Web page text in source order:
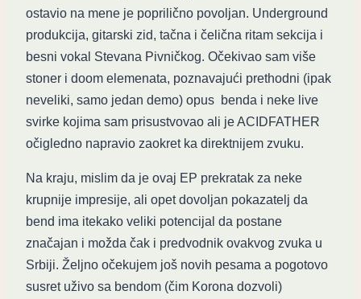
ostavio na mene je poprilično povoljan. Underground
produkcija, gitarski zid, tačna i čelična ritam sekcija i
besni vokal Stevana Pivničkog. Očekivao sam više
stoner i doom elemenata, poznavajući prethodni (ipak
neveliki, samo jedan demo) opus benda i neke live
svirke kojima sam prisustvovao ali je ACIDFATHER
očigledno napravio zaokret ka direktnijem zvuku.
Na kraju, mislim da je ovaj EP prekratak za neke
krupnije impresije, ali opet dovoljan pokazatelj da
bend ima itekako veliki potencijal da postane
značajan i možda čak i predvodnik ovakvog zvuka u
Srbiji. Željno očekujem još novih pesama a pogotovo
susret uživo sa bendom (čim Korona dozvoli)